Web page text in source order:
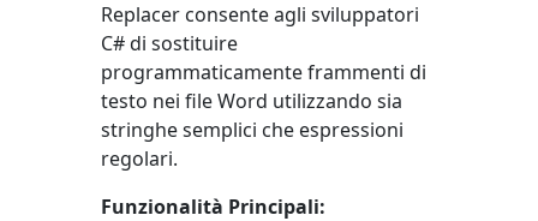
Replacer consente agli sviluppatori
C# di sostituire
programmaticamente frammenti di
testo nei file Word utilizzando sia
stringhe semplici che espressioni
regolari.
Funzionalità Principali: